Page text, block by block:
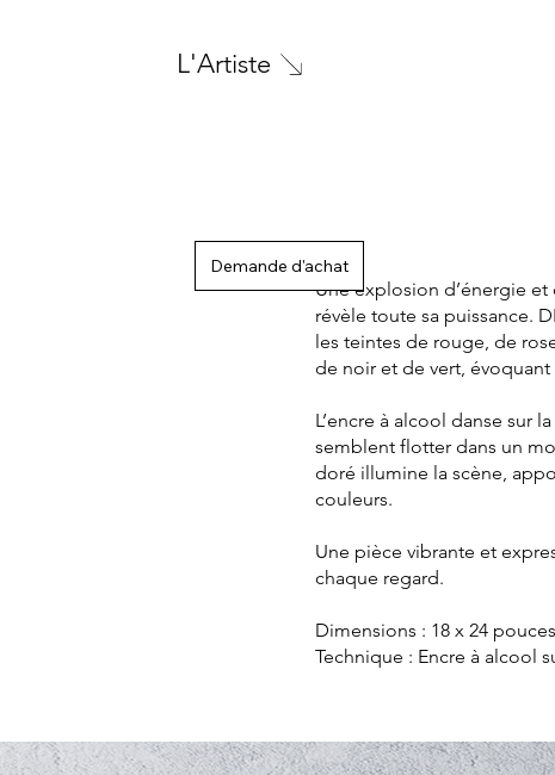
L'Artiste
Une explosion d’énergie et
révèle toute sa puissance.
les teintes de rouge, de
de noir et de vert,
L’encre à alcool danse sur
semblent flotter dans un
doré illumine la scène,
couleurs.
Une pièce vibrante et
chaque regard.
Dimensions : 18 x 24 pouces
Technique : Encre à alcool
Demande d'achat